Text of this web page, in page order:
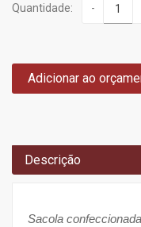
Quantidade: -
Adicionar ao
Descrição
Sacola